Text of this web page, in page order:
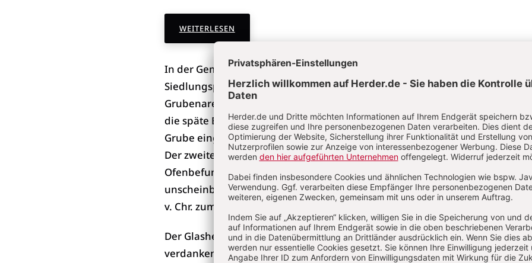
WEITERLESEN
In der Gemarkung Seisla im Saale-Orla-Kreis konnten in unmittelbarer Nähe
Siedlungsplätze dokumentiert werden. Es sind ein spätbronzezeitliches
Grubenareal und ein mehrperiodiger Wohn- und Wirtschaftsplatz, der
die späte Bronze- und vorrömische Eisenzeit datiert. Bei ersterem fand sich
Grube eingebettet ein Hundeskelett, ein früher Beleg einer
Der zweite Fundplatz fiel durch zahlreiche, bis zu 1,55 m tiefe
Ofenbefunde und mehrere Hausstandorte auf. Dabei kam in einer recht
unscheinbaren Abfallgrube ein goldenes Regenbogenschüsselchen aus dem
v. Chr. zum Vorschein.
Der Glasherstellung, dem Köhlerwesen, der Pechsiederei und der
verdanken der Thüringer Wald und das Thüringer Schiefergebirge seit dem